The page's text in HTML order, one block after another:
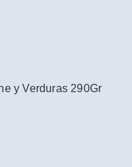
y Verduras 290Gr